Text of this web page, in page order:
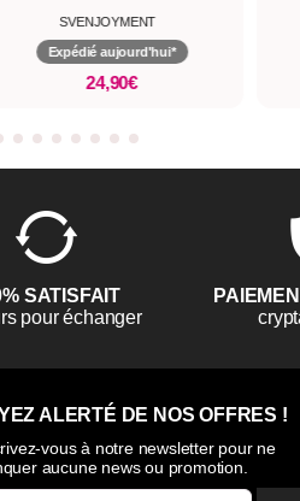
SVENJOYMENT
Expédié aujourd'hui*
12,67€
SATISFAIT
pour échanger
ALERTÉ DE NOS OFFRES !
vous à notre newsletter pour ne
aucune news ou promotion.